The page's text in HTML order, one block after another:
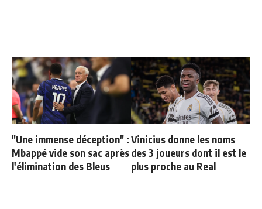
"Une immense déception" :
Mbappé vide son sac après
l'élimination des Bleus
Vinicius donne les noms
des 3 joueurs dont il est le
plus proche au Real